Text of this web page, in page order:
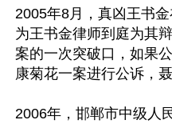
2005年8月，真凶王书
为王书金律师到庭为其
案的一次突破口，如果
康菊花一案进行公诉，
2006年，邯郸市中级人